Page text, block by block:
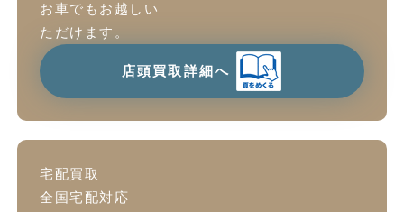
お車でもお越しい
ただけます。
店頭買取詳細へ
宅配買取
全国宅配対応